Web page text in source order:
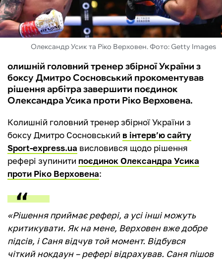
БУКМЕКЕРИ
Олександр Усик та Ріко Верховен. Фото: Getty Images
олишній головний тренер збірної України з
боксу Дмитро Сосновський прокоментував
рішення арбітра завершити поєдинок
Олександра Усика проти Ріко Верховена.
Колишній головний тренер збірної України з
боксу Дмитро Сосновський в інтерв’ю сайту
Sport-express.ua висловився щодо рішення
рефері зупинити поєдинок Олександра Усика
проти Ріко Верховена:
«Рішення приймає рефері, а усі інші можуть
критикувати. Як на мене, Верховен вже добре
підсів, і Саня відчув той момент. Відбувся
чіткий нокдаун – рефері відрахував. Саня пішов